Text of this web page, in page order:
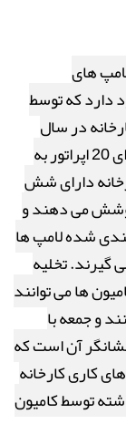
های
دارد که توسط
در سال
2004 شروع به کار کرده و در حال حاضر دارای 20 اپراتور به
دارای شش
می دهند و
شده لامپ ها
گیرند. تخلیه
ها می توانند
و جمعه با
آن است که
کاری کارخانه
توسط کامیون